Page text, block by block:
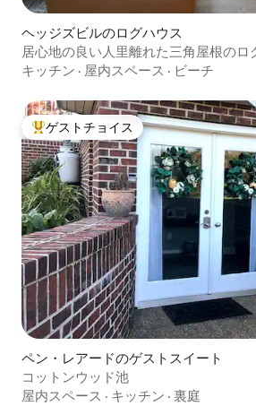
ヘッジズビルのログハウス
居心地の良い人里離れた三角屋根のロ
キッチン · 屋内スペース · ビーチ
大好評のゲストチョイスです。
ゲストチョイス
ペン・レアードのゲストスイート
コットンウッド池
屋内スペース · キッチン · 裏庭